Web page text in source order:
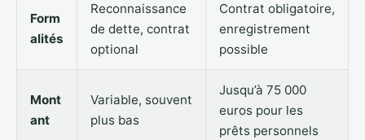
Form
alités
Reconnaissance
de dette, contrat
optional
Contrat obligatoire,
enregistrement
possible
Mont
ant
Variable, souvent
plus bas
Jusqu’à 75 000
euros pour les
prêts personnels